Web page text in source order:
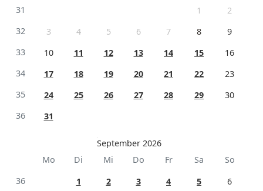
31
1
2
32
3 4 5 6 7 8
9
33
10 11 12 13 14 15
16
34
17 18 19 20 21 22
23
35
24 25 26 27 28 29
30
36
31
September 2026
Mo
Di Mi Do Fr Sa
So
36
1 2 3 4 5
6